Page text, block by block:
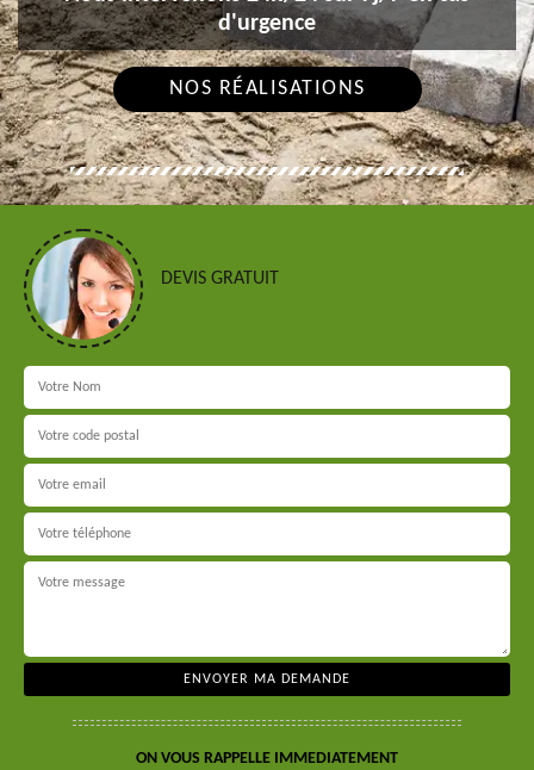
d'urgence
NOS RÉALISATIONS
DEVIS GRATUIT
ON VOUS RAPPELLE IMMEDIATEMENT